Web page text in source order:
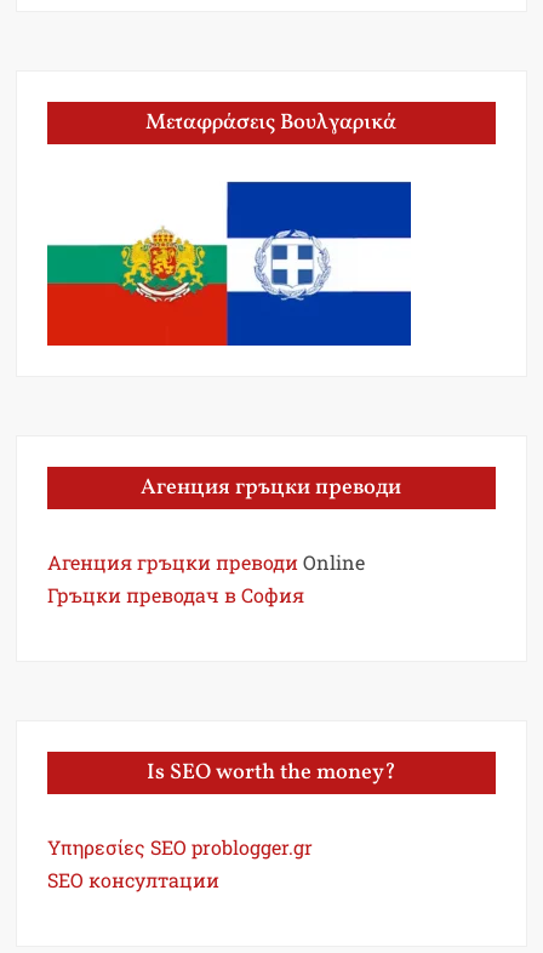
Μεταφράσεις Βουλγαρικά
Агенция гръцки преводи
Агенция гръцки преводи Online
Гръцки преводач в София
Is SEO worth the money?
Υπηρεσίες SEO problogger.gr
SEO консултации